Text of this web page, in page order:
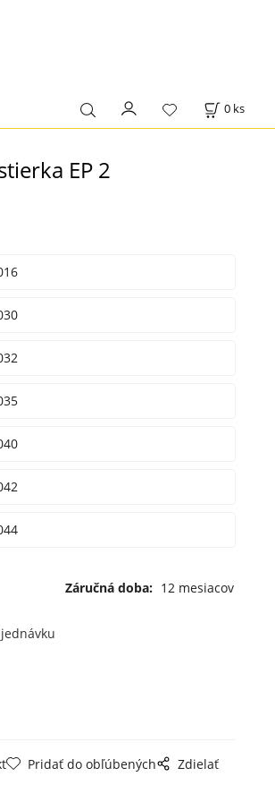
0 ks
EP 2
Záručná doba: 12 mesiacov
Pridať do obľúbených Zdielať